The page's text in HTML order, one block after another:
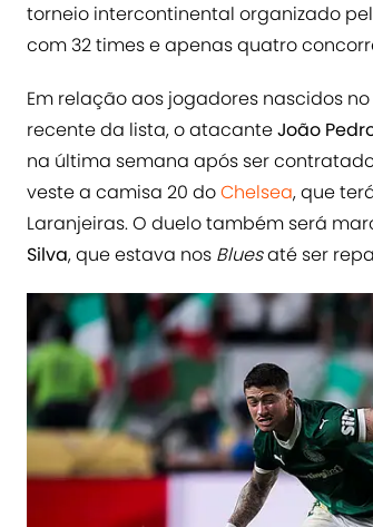
torneio intercontinental organizado
com 32 times e apenas quatro
Em relação aos jogadores nascidos
recente da lista, o atacanteJoão
na última semana após ser
veste a camisa 20 doChelsea, que
Laranjeiras. O duelo também será
Silva, que estava nos Bluesaté ser